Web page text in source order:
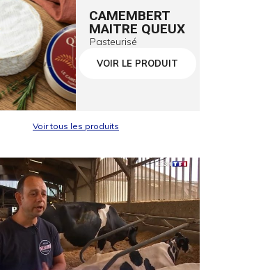
CAMEMBERT
MAITRE QUEUX
Pasteurisé
VOIR LE PRODUIT
Voir tous les produits